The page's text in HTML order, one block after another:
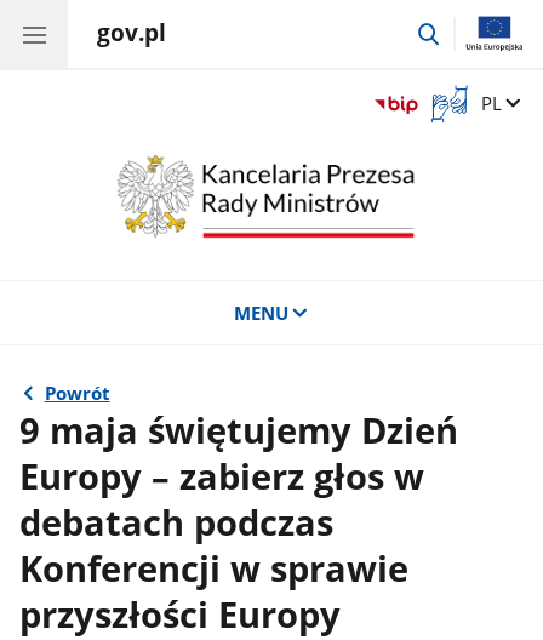
gov.pl
przejdź
Otwórz
okno
Zmień
PL
MENU
Powrót
9 maja świętujemy Dzień
Europy – zabierz głos w
debatach podczas
Konferencji w sprawie
przyszłości Europy